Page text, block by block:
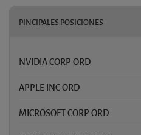
PINCIPALES POSICIONES
NVIDIA CORP ORD
APPLE INC ORD
MICROSOFT CORP ORD